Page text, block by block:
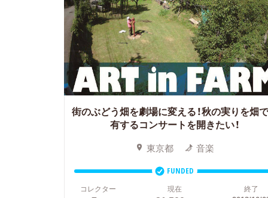
街のぶどう畑を劇場に変える！秋の実りを畑
有するコンサートを開きたい！
東京都 音楽
FUNDED
コレクター
現在 終了